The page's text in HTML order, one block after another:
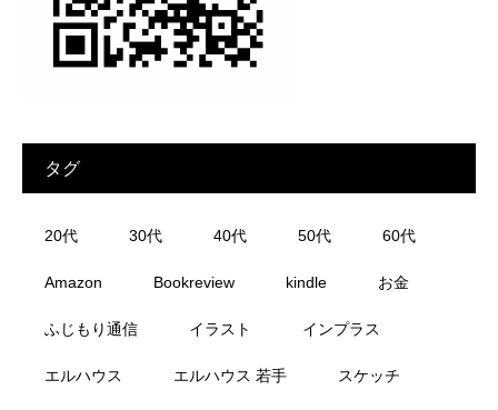
タグ
20代 30代 40代 50代 60代
Amazon Bookreview kindle お金
ふじもり通信 イラスト インプラス
エルハウス エルハウス 若手 スケッチ